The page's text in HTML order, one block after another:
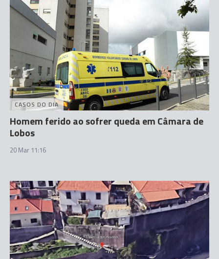
CASOS DO DIA
Homem ferido ao sofrer queda em Câmara de
Lobos
20 Mar 11:16